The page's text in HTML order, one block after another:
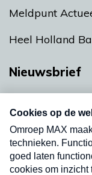
Meldpunt
Heel Holland
Nieuwsbrief
nieuwsbrief.
uw mailbox.